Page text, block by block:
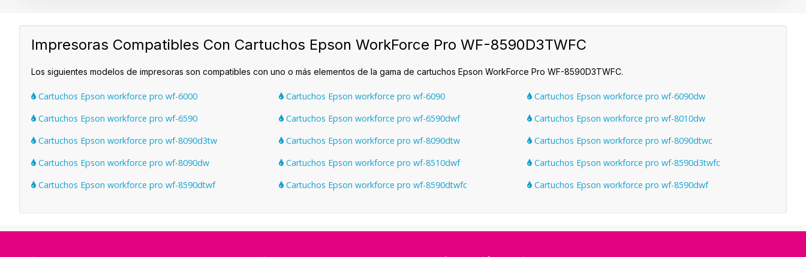
Impresoras Compatibles Con Cartuchos Epson WorkForce Pro WF-8590D3TWFC
Los siguientes modelos de impresoras son compatibles con uno o más elementos de la gama de cartuchos Epson WorkForce Pro WF-8590D3TWFC.
Cartuchos Epson workforce pro wf-6000 Cartuchos Epson workforce pro wf-6090
Cartuchos Epson workforce pro wf-6090dw
Cartuchos Epson workforce pro wf-6590
Cartuchos Epson workforce pro wf-6590dwf
Cartuchos Epson workforce pro wf-8010dw
Cartuchos Epson workforce pro wf-8090d3tw
Cartuchos Epson workforce pro wf-8090dtw
Cartuchos Epson workforce pro wf-8090dtwc
Cartuchos Epson workforce pro wf-8090dw
Cartuchos Epson workforce pro wf-8510dwf
Cartuchos Epson workforce pro wf-8590d3twfc
Cartuchos Epson workforce pro wf-8590dtwf
Cartuchos Epson workforce pro wf-8590dtwfc Cartuchos Epson workforce pro wf-8590dwf